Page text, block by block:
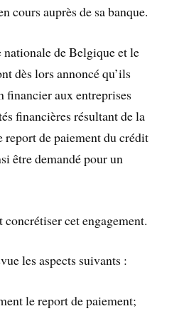
cours auprès de sa banque.
nationale de Belgique et le
dès lors annoncé qu’ils
financier aux entreprises
financières résultant de la
report de paiement du crédit
être demandé pour un
cet engagement.
les aspects suivants :
le report de paiement;